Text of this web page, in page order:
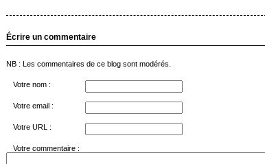
Écrire un commentaire
NB : Les commentaires de ce blog sont modérés.
Votre nom :
Votre email :
Votre URL :
Votre commentaire :